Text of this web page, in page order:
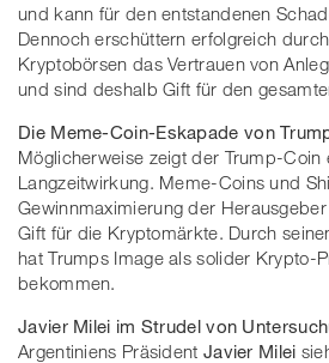
und kann für den entstandenen
Dennoch erschüttern erfolgreich
Kryptobörsen das Vertrauen von
und sind deshalb Gift für den
Die Meme-Coin-Eskapade von
Möglicherweise zeigt der Trump-Coin
Langzeitwirkung. Meme-Coins und
Gewinnmaximierung der
Gift für die Kryptomärkte. Durch
hat Trumps Image als solider Krypto-
bekommen.
Javier Milei im Strudel von
Argentiniens Präsident Javier Milei